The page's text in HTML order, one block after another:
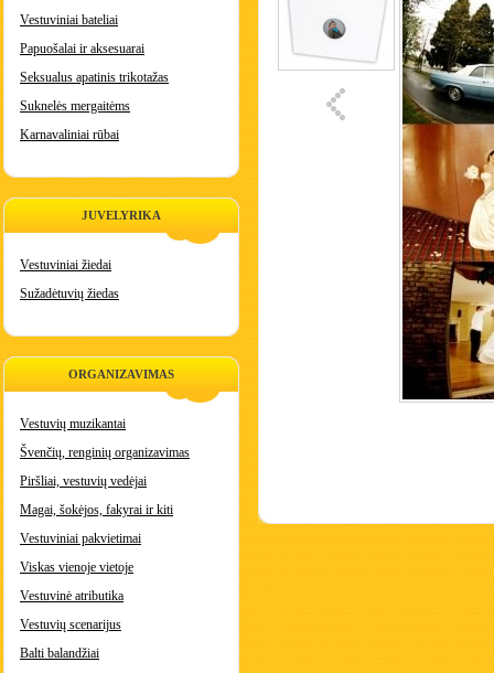
Vestuviniai bateliai
Papuošalai ir aksesuarai
Seksualus apatinis trikotažas
Suknelės mergaitėms
Karnavaliniai rūbai
JUVELYRIKA
Vestuviniai žiedai
Sužadėtuvių žiedas
ORGANIZAVIMAS
Vestuvių muzikantai
Švenčių, renginių organizavimas
Piršliai, vestuvių vedėjai
Magai, šokėjos, fakyrai ir kiti
Vestuviniai pakvietimai
Viskas vienoje vietoje
Vestuvinė atributika
Vestuvių scenarijus
Balti balandžiai